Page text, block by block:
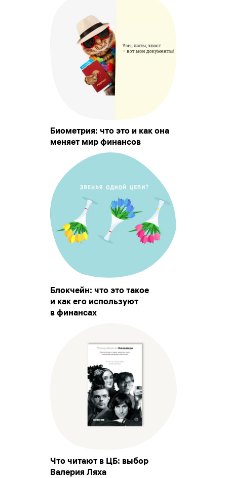
Биометрия: что это и как она
меняет мир финансов
Блокчейн: что это такое
и как его используют
в финансах
Что читают в ЦБ: выбор
Валерия Ляха